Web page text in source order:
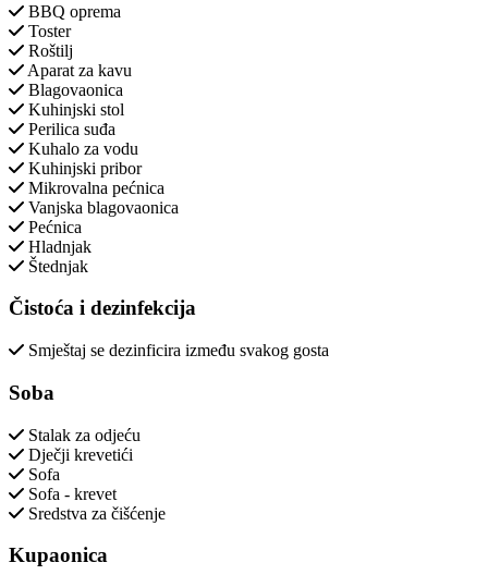
BBQ oprema
Toster
Roštilj
Aparat za kavu
Blagovaonica
Kuhinjski stol
Perilica suđa
Kuhalo za vodu
Kuhinjski pribor
Mikrovalna pećnica
Vanjska blagovaonica
Pećnica
Hladnjak
Štednjak
Čistoća i dezinfekcija
Smještaj se dezinficira između svakog gosta
Soba
Stalak za odjeću
Dječji krevetići
Sofa
Sofa - krevet
Sredstva za čišćenje
Kupaonica